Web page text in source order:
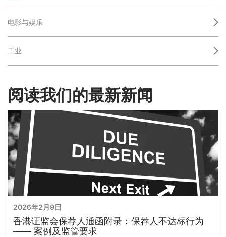
电影与娱乐
工业
阅读我们的最新新闻
香港证监会保荐人通函附录：保荐人不达标行为
—— 案例及监管要求
2026年2月9日